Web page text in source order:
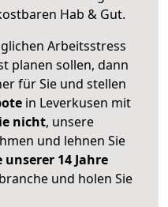
Hab & Gut.
Arbeitsstress
planen sollen, dann
für Sie und stellen
in Leverkusen mit
nicht, unsere
und lehnen Sie
14 Jahre
und holen Sie